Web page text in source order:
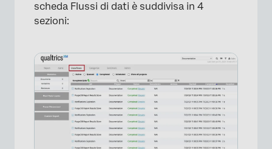
scheda Flussi di dati è suddivisa in 4
sezioni: